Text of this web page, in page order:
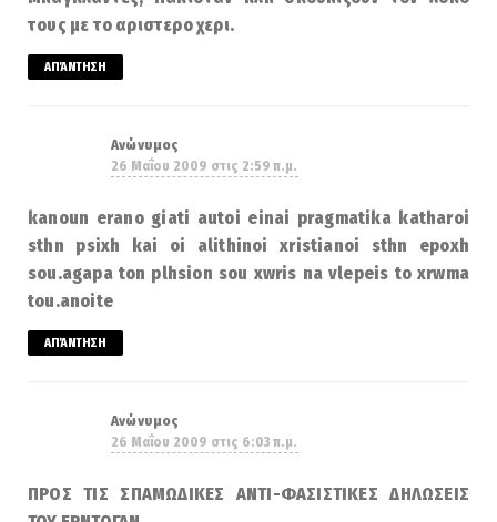
τους με το αριστερο χερι.
ΑΠΆΝΤΗΣΗ
Ανώνυμος
26 Μαΐου 2009 στις 2:59 π.μ.
kanoun erano giati autoi einai pragmatika katharoi
sthn psixh kai oi alithinoi xristianoi sthn epoxh
sou.agapa ton plhsion sou xwris na vlepeis to xrwma
tou.anoite
ΑΠΆΝΤΗΣΗ
Ανώνυμος
26 Μαΐου 2009 στις 6:03 π.μ.
ΠΡΟΣ ΤΙΣ ΣΠΑΜΩΔΙΚΕΣ ΑΝΤΙ-ΦΑΣΙΣΤΙΚΕΣ ΔΗΛΩΣΕΙΣ